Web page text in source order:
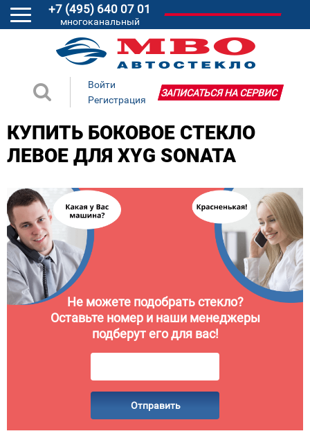
+7 (495) 640 07 01
многоканальный
Войти
Регистрация
ЗАПИСАТЬСЯ НА СЕРВИС
КУПИТЬ БОКОВОЕ СТЕКЛО
ЛЕВОЕ ДЛЯ XYG SONATA
Не можете подобрать стекло?
Оставьте номер и наши менеджеры
подберут его для вас!
Отправить